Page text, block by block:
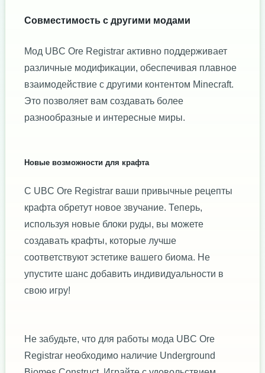
Совместимость с другими модами
Мод UBC Ore Registrar активно поддерживает
различные модификации, обеспечивая плавное
взаимодействие с другими контентом Minecraft.
Это позволяет вам создавать более
разнообразные и интересные миры.
Новые возможности для крафта
С UBC Ore Registrar ваши привычные рецепты
крафта обретут новое звучание. Теперь,
используя новые блоки руды, вы можете
создавать крафты, которые лучше
соответствуют эстетике вашего биома. Не
упустите шанс добавить индивидуальности в
свою игру!
Не забудьте, что для работы мода UBC Ore
Registrar необходимо наличие Underground